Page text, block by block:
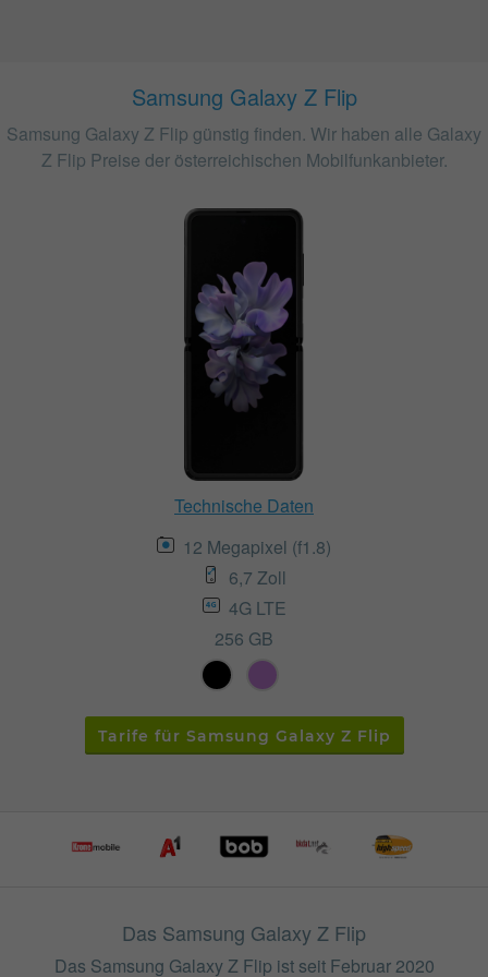
Samsung Galaxy Z Flip
Samsung Galaxy Z Flip günstig finden. Wir haben alle Galaxy
Z Flip Preise der österreichischen Mobilfunkanbieter.
Technische Daten
12 Megapixel (f1.8)
6,7 Zoll
4G LTE
256 GB
Tarife für Samsung Galaxy Z Flip
Das Samsung Galaxy Z Flip
Das Samsung Galaxy Z Flip ist seit Februar 2020